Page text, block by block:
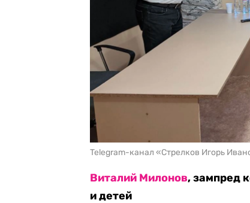
Telegram-канал «Стрелков Игорь
Виталий Милонов, зампред
и детей